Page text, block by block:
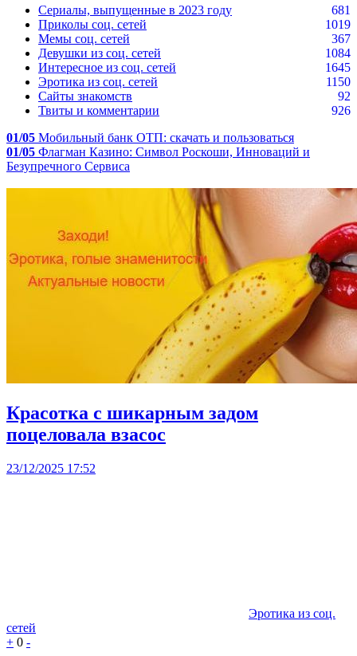
Сериалы, выпущенные в 2023 году
681
Приколы соц. сетей
1019
Мемы соц. сетей
367
Девушки из соц. сетей
1084
Интересное из соц. сетей
1645
Эротика из соц. сетей
1150
Сайты знакомств
92
Твиты и комментарии
926
01/05 Мобильный банк ОТП: скачать и пользоваться
01/05 Флагман Казино: Символ Роскоши, Инноваций и
Безупречного Сервиса
Красотка с шикарным задом
поцеловала взасос
23/12/2025 17:52
Эротика из соц.
сетей
+ 0 -